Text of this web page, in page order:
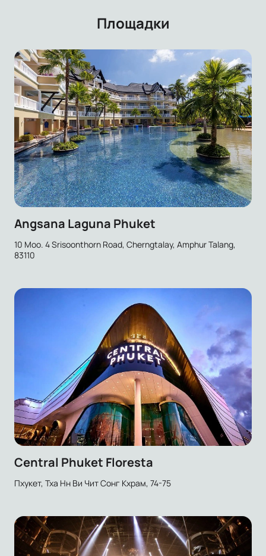
Площадки
Angsana Laguna Phuket
10 Moo. 4 Srisoonthorn Road, Cherngtalay, Amphur Talang,
83110
Central Phuket Floresta
Пхукет, Тха Нн Ви Чит Сонг Кхрам, 74-75